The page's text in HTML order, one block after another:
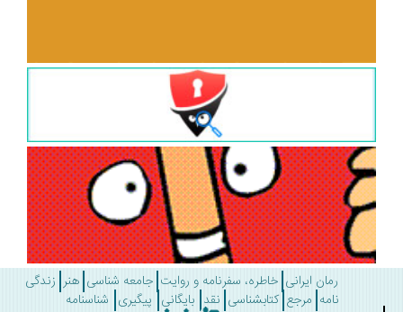
رمان ایرانی خاطره، سفرنامه و روایت جامعه شناسی هنر زندگی
مرجع کتابشناسی نقد بایگانی پیگیری شناسنامه